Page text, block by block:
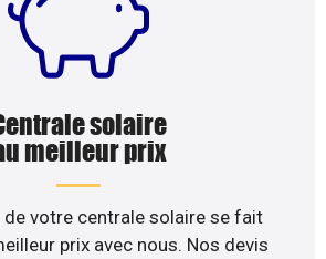
solaire
meilleur prix
de votre centrale solaire se fait
prix avec nous. Nos devis